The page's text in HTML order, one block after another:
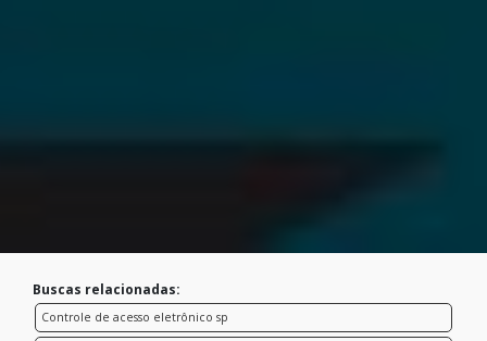
Buscas relacionadas:
Controle de acesso eletrônico sp